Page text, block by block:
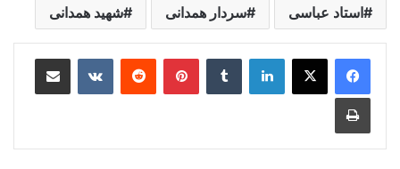
استاد عباسی سردار همدانی شهید همدانی
لینکدین ‫تامبلر ‫پین‌ترست‫رددیت ‫VKontakteاشتراک گذاری از طریق ایمیل
چاپ